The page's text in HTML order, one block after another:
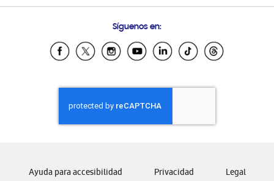
Samsung Ecuador
Samsung El Salvador
Samsung Honduras
Samsung Nicaragua
Samsung Panamá
Samsung Venezuela
Síguenos en:
Ayuda para accesibilidad Privacidad Legal